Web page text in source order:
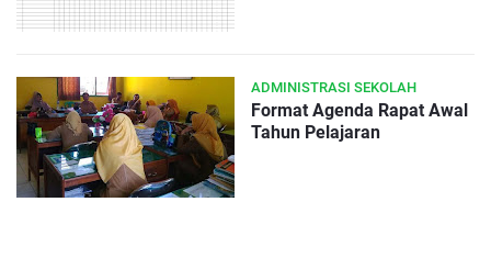
ADMINISTRASI SEKOLAH
Format Agenda Rapat Awal
Tahun Pelajaran